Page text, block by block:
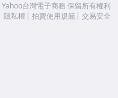
Yahoo台灣電子商務 保留所有權利
隱私權 拍賣使用規範 交易安全